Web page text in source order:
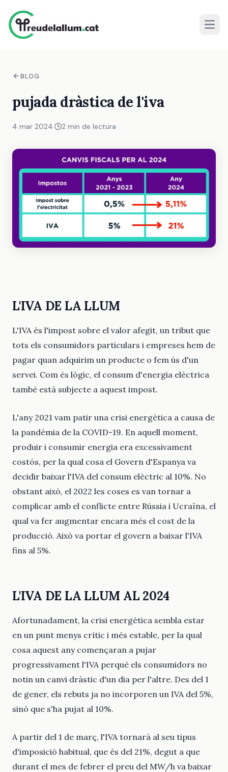
BLOG
pujada dràstica de l'iva
4 mar 2024 2 min de lectura
L'IVA DE LA LLUM
L'IVA és l'impost sobre el valor afegit, un tribut que
tots els consumidors particulars i empreses hem de
pagar quan adquirim un producte o fem ús d'un
servei. Com és lògic, el consum d'energia elèctrica
també està subjecte a aquest impost.
L'any 2021 vam patir una crisi energètica a causa de
la pandèmia de la COVID-19. En aquell moment,
produir i consumir energia era excessivament
costós, per la qual cosa el Govern d'Espanya va
decidir baixar l'IVA del consum elèctric al 10%. No
obstant això, el 2022 les coses es van tornar a
complicar amb el conflicte entre Rússia i Ucraïna, el
qual va fer augmentar encara més el cost de la
producció. Això va portar el govern a baixar l'IVA
fins al 5%.
L'IVA DE LA LLUM AL 2024
Afortunadament, la crisi energètica sembla estar
en un punt menys crític i més estable, per la qual
cosa aquest any començaran a pujar
progressivament l'IVA perquè els consumidors no
notin un canvi dràstic d'un dia per l'altre. Des del 1
de gener, els rebuts ja no incorporen un IVA del 5%,
sinó que s'ha pujat al 10%.
A partir del 1 de març, l'IVA tornarà al seu tipus
d'imposició habitual, que és del 21%, degut a que
durant el mes de febrer el preu del MW/h va baixar